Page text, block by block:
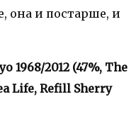
она и постарше, и
1968/2012 (47%, The
Life, Refill Sherry